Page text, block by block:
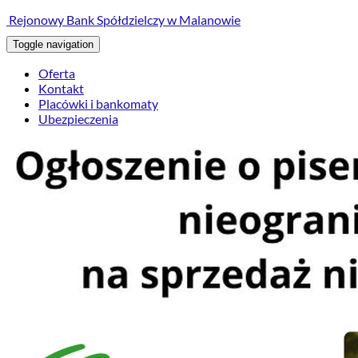
Rejonowy Bank Spółdzielczy w Malanowie
Toggle navigation
Oferta
Kontakt
Placówki i bankomaty
Ubezpieczenia